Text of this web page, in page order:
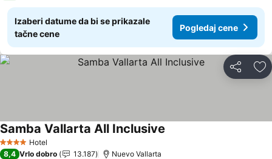
Izaberi datume da bi se prikazale
tačne cene
Pogledaj cene
Deli
4 ZvezdiceHotel
Samba Vallarta All Inclusive
8,4 Vrlo dobro 13.187 Nuevo Vallarta